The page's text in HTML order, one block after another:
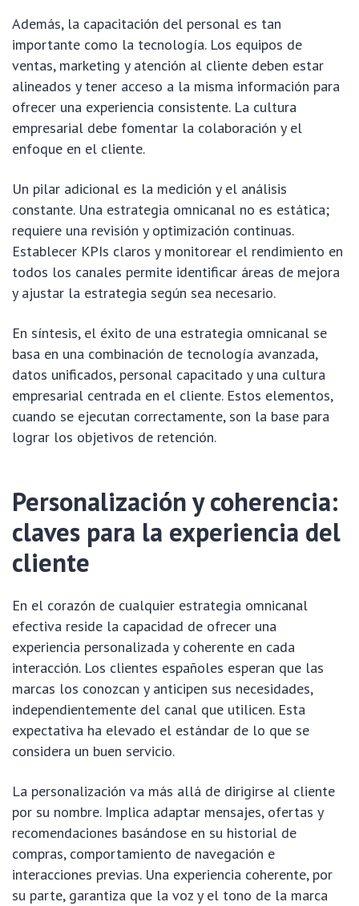
Además, la capacitación del personal es tan
importante como la tecnología. Los equipos de
ventas, marketing y atención al cliente deben estar
alineados y tener acceso a la misma información para
ofrecer una experiencia consistente. La cultura
empresarial debe fomentar la colaboración y el
enfoque en el cliente.
Un pilar adicional es la medición y el análisis
constante. Una estrategia omnicanal no es estática;
requiere una revisión y optimización continuas.
Establecer KPIs claros y monitorear el rendimiento en
todos los canales permite identificar áreas de mejora
y ajustar la estrategia según sea necesario.
En síntesis, el éxito de una estrategia omnicanal se
basa en una combinación de tecnología avanzada,
datos unificados, personal capacitado y una cultura
empresarial centrada en el cliente. Estos elementos,
cuando se ejecutan correctamente, son la base para
lograr los objetivos de retención.
Personalización y coherencia:
claves para la experiencia del
cliente
En el corazón de cualquier estrategia omnicanal
efectiva reside la capacidad de ofrecer una
experiencia personalizada y coherente en cada
interacción. Los clientes españoles esperan que las
marcas los conozcan y anticipen sus necesidades,
independientemente del canal que utilicen. Esta
expectativa ha elevado el estándar de lo que se
considera un buen servicio.
La personalización va más allá de dirigirse al cliente
por su nombre. Implica adaptar mensajes, ofertas y
recomendaciones basándose en su historial de
compras, comportamiento de navegación e
interacciones previas. Una experiencia coherente, por
su parte, garantiza que la voz y el tono de la marca